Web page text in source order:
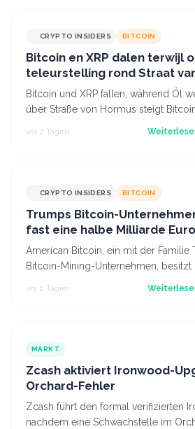
CRYPTO INSIDERS BITCOIN
Bitcoin en XRP dalen terwijl
teleurstelling rond Straat
Bitcoin und XRP fallen, während Öl
über Straße von Hormus steigt
Altcoins wie XRP und Solana hab…
vor 2 Tagen
CRYPTO INSIDERS BITCOIN
Trumps Bitcoin-
fast eine halbe Milliarde
American Bitcoin, ein mit der Familie
Bitcoin-Mining-Unternehmen,
vor 2 Tagen
MARKT
Zcash aktiviert Ironwood-
Orchard-Fehler
Zcash führt den formal verifizierten
nachdem eine Schwachstelle im